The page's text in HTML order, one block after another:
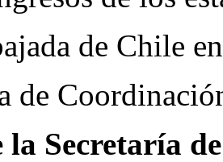
de Chile
de
la Secretaría